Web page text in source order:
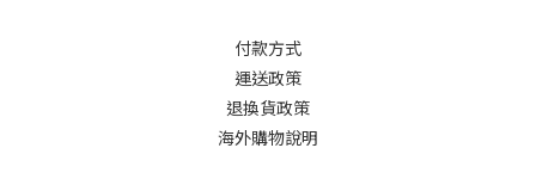
付款方式
運送政策
退換貨政策
海外購物說明